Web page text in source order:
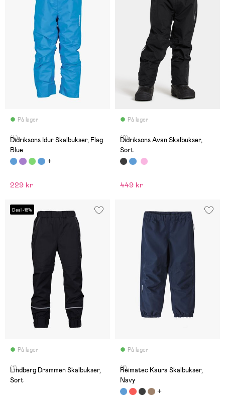
På lager
(4)
Didriksons Idur Skalbukser, Flag
Blue
229 kr
På lager
(0)
Didriksons Avan Skalbukser,
Sort
449 kr
Deal -16%
På lager
(1)
Lindberg Drammen Skalbukser,
Sort
På lager
(1)
Reimatec Kaura Skalbukser,
Navy